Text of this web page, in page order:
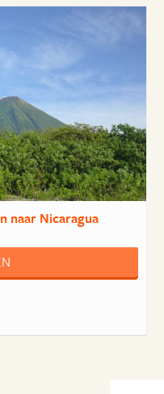
naar Nicaragua